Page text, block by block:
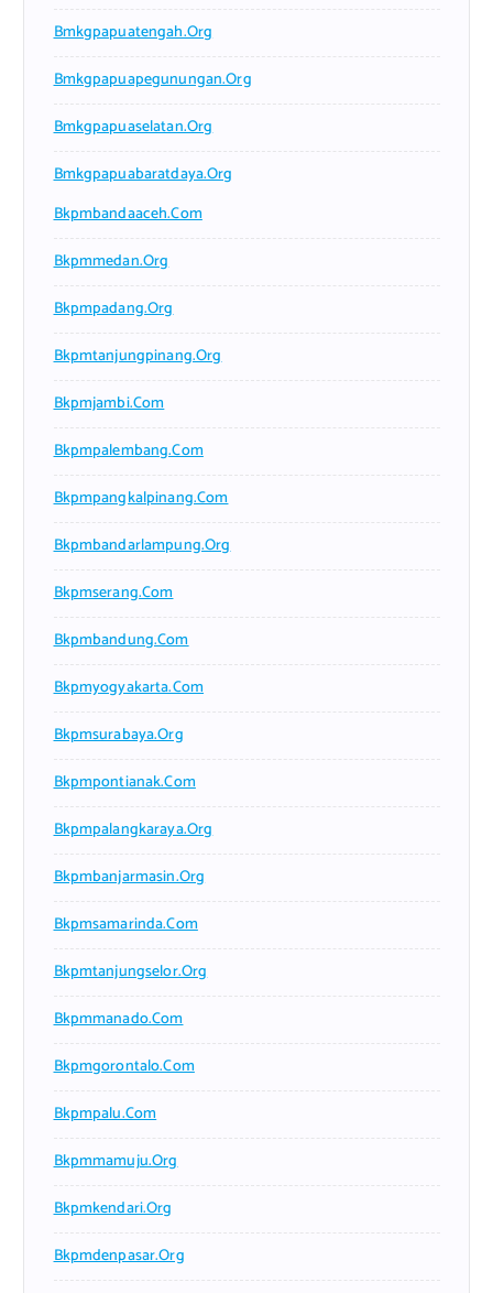
Bmkgpapuatengah.org
Bmkgpapuapegunungan.org
Bmkgpapuaselatan.org
Bmkgpapuabaratdaya.org
Bkpmbandaaceh.com
Bkpmmedan.org
Bkpmpadang.org
Bkpmtanjungpinang.org
Bkpmjambi.com
Bkpmpalembang.com
Bkpmpangkalpinang.com
Bkpmbandarlampung.org
Bkpmserang.com
Bkpmbandung.com
Bkpmyogyakarta.com
Bkpmsurabaya.org
Bkpmpontianak.com
Bkpmpalangkaraya.org
Bkpmbanjarmasin.org
Bkpmsamarinda.com
Bkpmtanjungselor.org
Bkpmmanado.com
Bkpmgorontalo.com
Bkpmpalu.com
Bkpmmamuju.org
Bkpmkendari.org
Bkpmdenpasar.org